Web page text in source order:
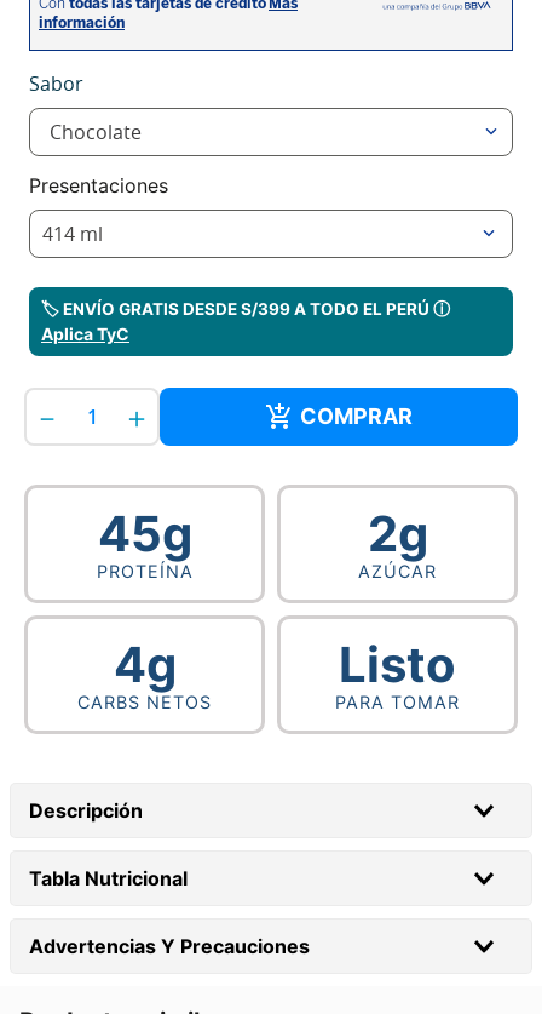
Sabor
Chocolate
Presentaciones
414 ml
🏷️ ENVÍO GRATIS DESDE S/399 A TODO EL PERÚ ⓘ
Aplica TyC
＋
－
45g
PROTEÍNA
2g
AZÚCAR
4g
CARBS NETOS
Listo
PARA TOMAR
Descripción
Tabla Nutricional
Advertencias Y Precauciones